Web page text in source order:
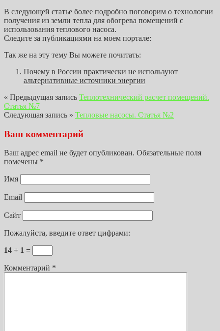
В следующей статье более подробно поговорим о технологии
получения из земли тепла для обогрева помещений с
использования теплового насоса.
Следите за публикациями на моем портале:
Так же на эту тему Вы можете почитать:
Почему в России практически не используют
альтернативные источники энергии
« Предыдущая запись Теплотехнический расчет помещений.
Статья №7
Следующая запись » Тепловые насосы. Статья №2
Ваш комментарий
Ваш адрес email не будет опубликован. Обязательные поля
помечены *
Имя
Email
Сайт
Пожалуйста, введите ответ цифрами:
14 + 1 =
Комментарий *